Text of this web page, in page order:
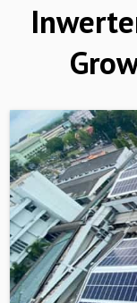
Miejsce
Tajlandia
Firma
Growatt